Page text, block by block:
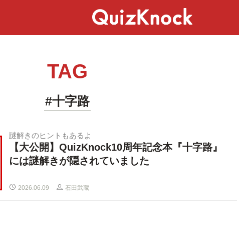
TAG
#十字路
謎解きのヒントもあるよ
【大公開】QuizKnock10周年記念本『十字路』
には謎解きが隠されていました
2026.06.09 石田武蔵